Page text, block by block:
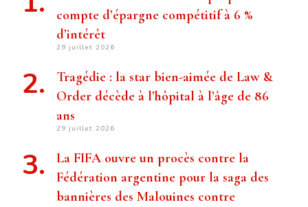
compte d’épargne compétitif à 6 %
d’intérêt
29 juillet 2026
Tragédie : la star bien-aimée de Law &
Order décède à l’hôpital à l’âge de 86
ans
29 juillet 2026
La FIFA ouvre un procès contre la
Fédération argentine pour la saga des
bannières des Malouines contre